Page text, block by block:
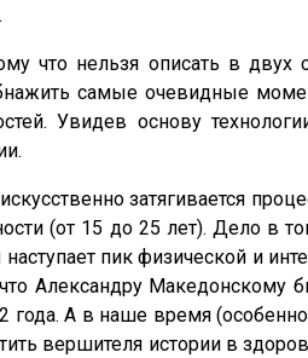
что нельзя описать в двух
самые очевидные
Увидев основу
затягивается
(от 15 до 25 лет). Дело в
пик физической и
Александру Македонскому
А в наше время
вершителя истории в